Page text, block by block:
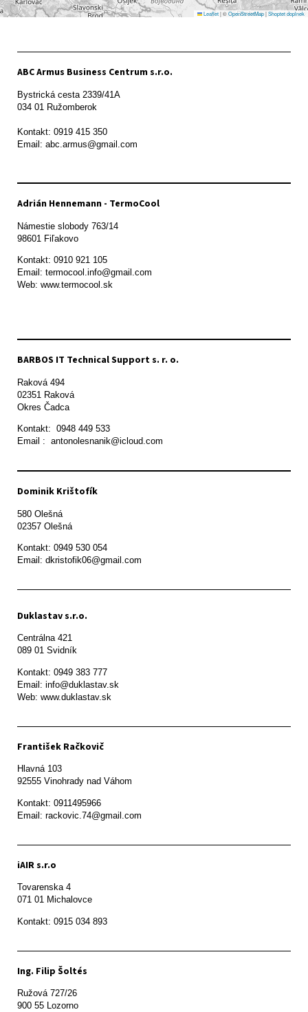
Leaflet|©OpenStreetMap|Shoptet doplnek
ABC Armus Business Centrum s.r.o.
Bystrická cesta 2339/41A
034 01 Ružomberok
Kontakt: 0919 415 350
Adrián Hennemann - TermoCool
Námestie slobody 763/14
98601 Fiľakovo
Kontakt: 0910 921 105
Email: termocool.info@gmail.com
Web: www.termocool.sk
BARBOS IT Technical Support s. r. o.
Raková 494
02351 Raková
Okres Čadca
Kontakt:  0948 449 533
Email :  antonolesnanik@icloud.com
Dominik Krištofík
580 Olešná
Kontakt: 0949 530 054
Email: dkristofik06@gmail.com
Duklastav s.r.o.
Centrálna 421
089 01 Svidník
Kontakt: 0949 383 777
Email: info@duklastav.sk
Web: www.duklastav.sk
František Račkovič
Hlavná 103
92555 Vinohrady nad Váhom
Kontakt: 0911495966
Email: rackovic.74@gmail.com
iAIR s.r.o
Tovarenska 4
071 01 Michalovce
Ing. Filip Šoltés
Ružová 727/26
900 55 Lozorno